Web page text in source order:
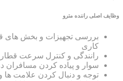
وظایف اصلی راننده مترو
بررسی تجهیزات و بخش های
کاری
رانندگی و کنترل سرعت
سوار و پیاده کردن مسافران
توجه و دنبال کردن علامت ها